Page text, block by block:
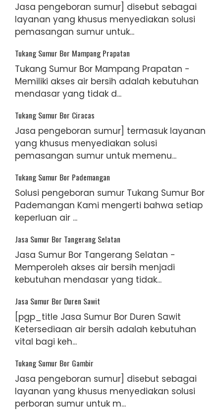
Jasa pengeboran sumur] disebut sebagai
layanan yang khusus menyediakan solusi
pemasangan sumur untuk...
Tukang Sumur Bor Mampang Prapatan
Tukang Sumur Bor Mampang Prapatan -
Memiliki akses air bersih adalah kebutuhan
mendasar yang tidak d...
Tukang Sumur Bor Ciracas
Jasa pengeboran sumur] termasuk layanan
yang khusus menyediakan solusi
pemasangan sumur untuk memenu...
Tukang Sumur Bor Pademangan
Solusi pengeboran sumur Tukang Sumur Bor
Pademangan Kami mengerti bahwa setiap
keperluan air ...
Jasa Sumur Bor Tangerang Selatan
Jasa Sumur Bor Tangerang Selatan -
Memperoleh akses air bersih menjadi
kebutuhan mendasar yang tidak...
Jasa Sumur Bor Duren Sawit
[pgp_title Jasa Sumur Bor Duren Sawit
Ketersediaan air bersih adalah kebutuhan
vital bagi keh...
Tukang Sumur Bor Gambir
Jasa pengeboran sumur] disebut sebagai
layanan yang khusus menyediakan solusi
perboran sumur untuk m...